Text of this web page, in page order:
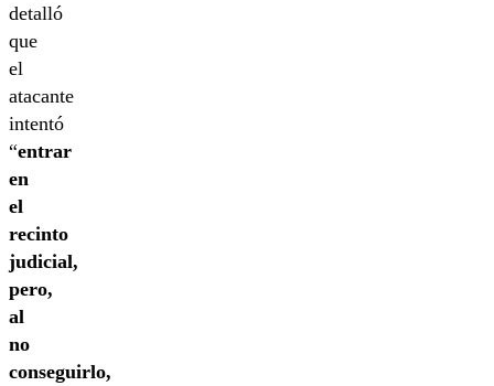
detalló
que
el
atacante
intentó
“entrar
en
el
recinto
judicial,
pero,
al
no
conseguirlo,